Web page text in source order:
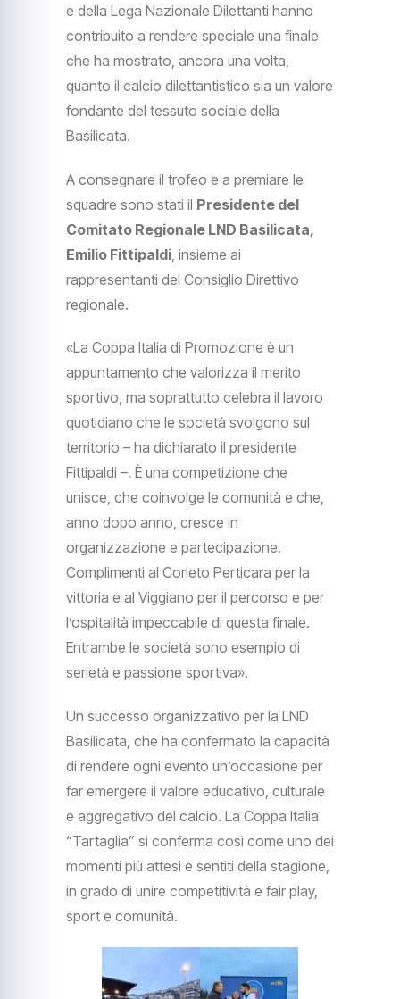
e della Lega Nazionale Dilettanti hanno
contribuito a rendere speciale una finale
che ha mostrato, ancora una volta,
quanto il calcio dilettantistico sia un valore
fondante del tessuto sociale della
Basilicata.
A consegnare il trofeo e a premiare le
squadre sono stati il Presidente del
Comitato Regionale LND Basilicata,
Emilio Fittipaldi , insieme ai
rappresentanti del Consiglio Direttivo
regionale.
«La Coppa Italia di Promozione è un
appuntamento che valorizza il merito
sportivo, ma soprattutto celebra il lavoro
quotidiano che le società svolgono sul
territorio – ha dichiarato il presidente
Fittipaldi –. È una competizione che
unisce, che coinvolge le comunità e che,
anno dopo anno, cresce in
organizzazione e partecipazione.
Complimenti al Corleto Perticara per la
vittoria e al Viggiano per il percorso e per
l’ospitalità impeccabile di questa finale.
Entrambe le società sono esempio di
serietà e passione sportiva».
Un successo organizzativo per la LND
Basilicata, che ha confermato la capacità
di rendere ogni evento un’occasione per
far emergere il valore educativo, culturale
e aggregativo del calcio. La Coppa Italia
“Tartaglia” si conferma così come uno dei
momenti più attesi e sentiti della stagione,
in grado di unire competitività e fair play,
sport e comunità.